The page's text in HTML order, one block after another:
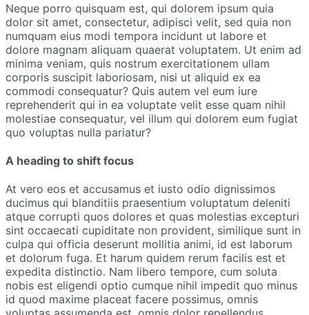
Neque porro quisquam est, qui dolorem ipsum quia
dolor sit amet, consectetur, adipisci velit, sed quia non
numquam eius modi tempora incidunt ut labore et
dolore magnam aliquam quaerat voluptatem. Ut enim ad
minima veniam, quis nostrum exercitationem ullam
corporis suscipit laboriosam, nisi ut aliquid ex ea
commodi consequatur? Quis autem vel eum iure
reprehenderit qui in ea voluptate velit esse quam nihil
molestiae consequatur, vel illum qui dolorem eum fugiat
quo voluptas nulla pariatur?
A heading to shift focus
At vero eos et accusamus et iusto odio dignissimos
ducimus qui blanditiis praesentium voluptatum deleniti
atque corrupti quos dolores et quas molestias excepturi
sint occaecati cupiditate non provident, similique sunt in
culpa qui officia deserunt mollitia animi, id est laborum
et dolorum fuga. Et harum quidem rerum facilis est et
expedita distinctio. Nam libero tempore, cum soluta
nobis est eligendi optio cumque nihil impedit quo minus
id quod maxime placeat facere possimus, omnis